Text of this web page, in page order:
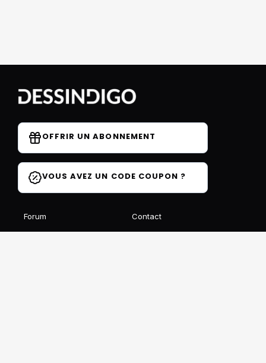
OFFRIR UN ABONNEMENT
VOUS AVEZ UN CODE COUPON ?
Forum Contact